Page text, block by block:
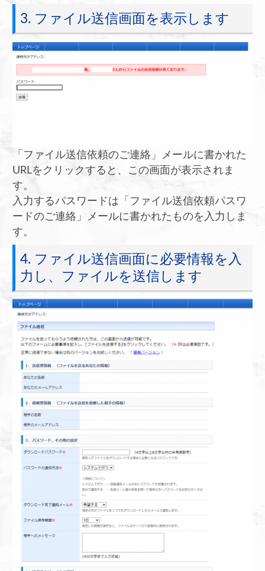
3. ファイル送信画面を表示します
「ファイル送信依頼のご連絡」メールに書かれた
URLをクリックすると、この画面が表示されま
す。
入力するパスワードは「ファイル送信依頼パスワ
ードのご連絡」メールに書かれたものを入力しま
す。
4. ファイル送信画面に必要情報を入
力し、ファイルを送信します